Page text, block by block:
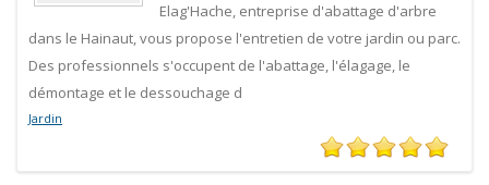
Elag'Hache, entreprise d'abattage d'arbre
dans le Hainaut, vous propose l'entretien de votre jardin ou parc.
Des professionnels s'occupent de l'abattage, l'élagage, le
démontage et le dessouchage d
Jardin